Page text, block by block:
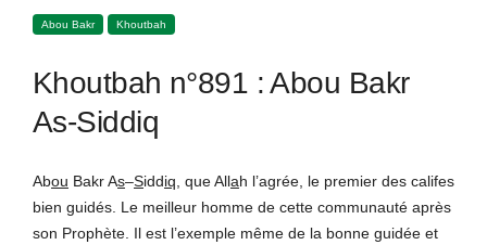
o
r
b
e
Abou Bakr Khoutbah
Khoutbah n°891 : Abou Bakr
As-Siddiq
Abou Bakr As–Siddiq , que Allah l’agrée, le premier des califes
bien guidés. Le meilleur homme de cette communauté après
son Prophète. Il est l’exemple même de la bonne guidée et